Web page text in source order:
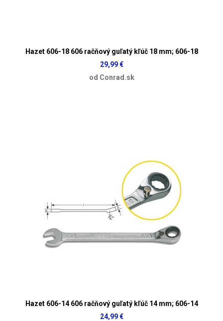
Hazet 606-18 606 račňový guľatý kľúč 18 mm; 606-18
29,99 €
od Conrad.sk
Hazet 606-14 606 račňový guľatý kľúč 14 mm; 606-14
24,99 €